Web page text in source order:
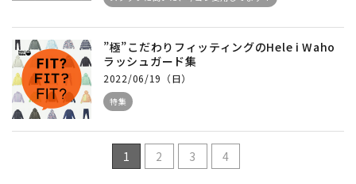
”極”こだわりフィッティングのHele i Waho
ラッシュガード集
2022/06/19（日）
特集
1 2 3 4